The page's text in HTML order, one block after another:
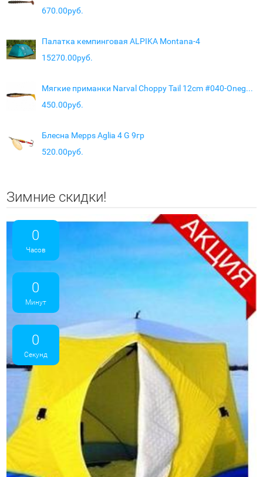
670.00руб.
Палатка кемпинговая ALPIKA Montana-4
15270.00руб.
Мягкие приманки Narval Choppy Tail 12cm #040-Onega Burbot
450.00руб.
Блесна Mepps Aglia 4 G 9гр
520.00руб.
Зимние скидки!
0
Часов
0
Минут
0
Секунд